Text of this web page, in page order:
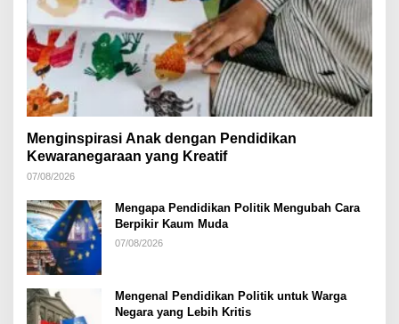
Menginspirasi Anak dengan Pendidikan
Kewaranegaraan yang Kreatif
07/08/2026
Mengapa Pendidikan Politik Mengubah Cara
Berpikir Kaum Muda
07/08/2026
Mengenal Pendidikan Politik untuk Warga
Negara yang Lebih Kritis